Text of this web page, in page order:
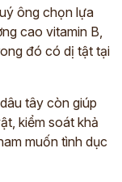
ông chọn lựa
cao vitamin B,
đó có dị tật tại
tây còn giúp
kiểm soát khả
muốn tình dục